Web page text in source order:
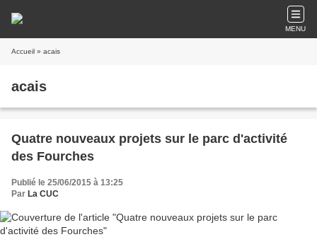
MENU
Accueil » acais
acais
Quatre nouveaux projets sur le parc d'activité
des Fourches
Publié le 25/06/2015 à 13:25
Par La CUC